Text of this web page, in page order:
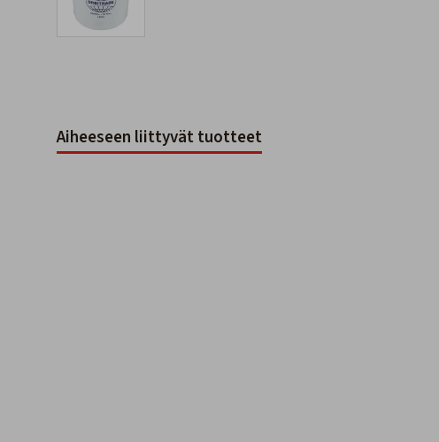
Aiheeseen liittyvät tuotteet